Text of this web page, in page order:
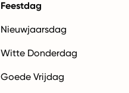
Feestdag
Nieuwjaarsdag
Witte Donderdag
Goede Vrijdag